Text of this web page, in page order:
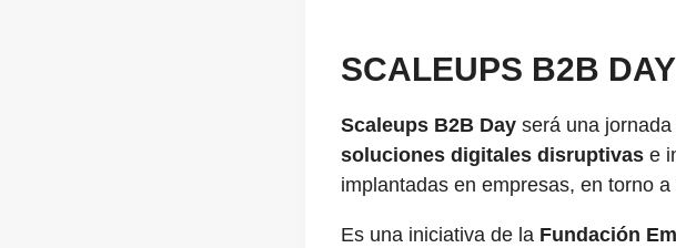
SCALEUPS B2B
Scaleups B2B Day será una
soluciones digitales disruptivas e
implantadas en empresas, en torno a
Es una iniciativa de la Fundación